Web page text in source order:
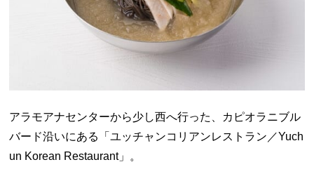
アラモアナセンターから少し西へ行った、カピオラニブル
バード沿いにある「ユッチャンコリアンレストラン／Yuch
un Korean Restaurant」。